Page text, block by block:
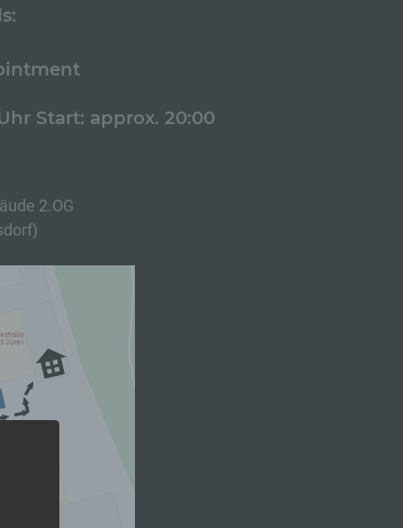
Start: approx. 20:00
2.OG